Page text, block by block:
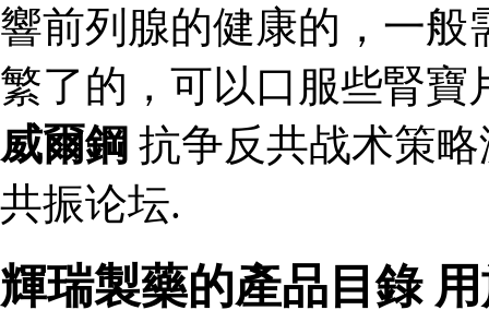
響前列腺的健康的，一般
繁了的，可以口服些腎寶
威爾鋼 抗争反共战术策
共振论坛.
輝瑞製藥的產品目錄